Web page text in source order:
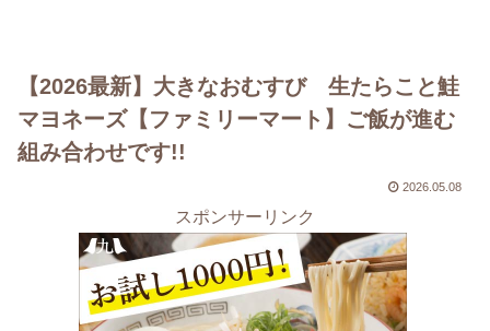
【2026最新】大きなおむすび 生たらこと鮭
マヨネーズ【ファミリーマート】ご飯が進む
組み合わせです!!
2026.05.08
スポンサーリンク